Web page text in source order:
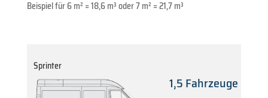
Beispiel für 6 m² = 18,6 m³ oder 7 m² = 21,7 m³
Sprinter
1,5 Fahrzeuge